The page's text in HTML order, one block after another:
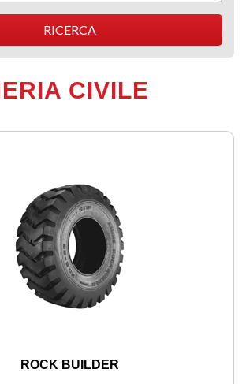
CIVILE
ROCK BUILDER